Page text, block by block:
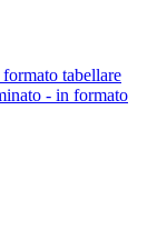
tabellare
- in formato